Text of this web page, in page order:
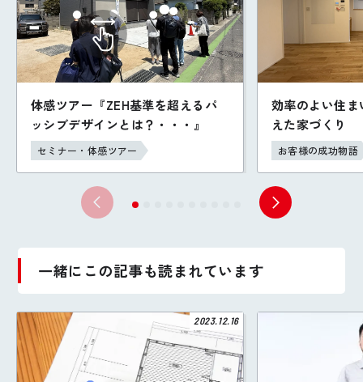
体感ツアー『ZEH基準を超えるパ
ッシブデザインとは？・・・』
セミナー・体感ツアー
効率のよい住
えた家づくり
お客様の成功物語
一緒にこの記事も読まれています
2023.12.16